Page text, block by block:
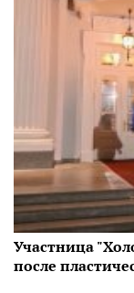
Участница
после